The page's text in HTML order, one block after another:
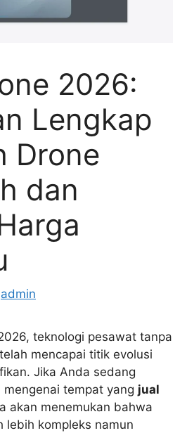
2026:
Lengkap
Drone
dan
admin
teknologi pesawat tanpa
mencapai titik evolusi
Jika Anda sedang
tempat yang jual
akan menemukan bahwa
lebih kompleks namun